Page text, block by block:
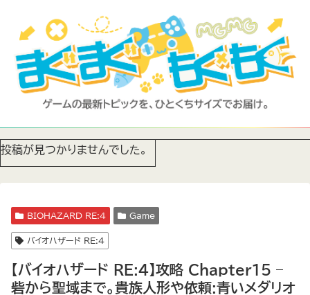
投稿が見つかりませんでした。
BIOHAZARD RE:4 Game
バイオハザード RE:4
【バイオハザード RE:4】攻略 Chapter15 –
砦から聖域まで。貴族人形や依頼:青いメダリオ